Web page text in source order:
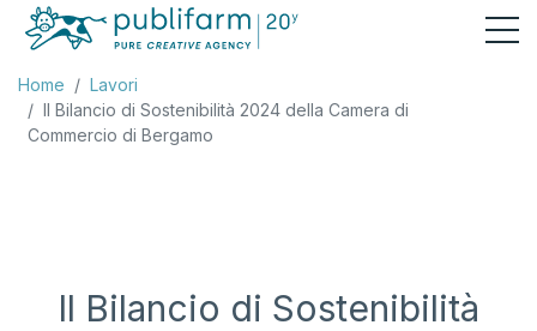
Home
Lavori
Il Bilancio di Sostenibilità 2024 della Camera di
Commercio di Bergamo
Il Bilancio di Sostenibilità